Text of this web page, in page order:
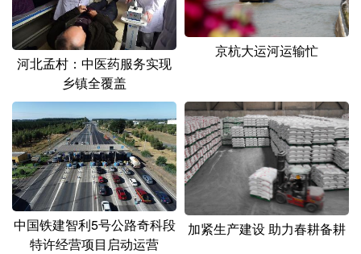
广东 广西 海南 重庆
四川 贵州 云南 西藏
陕西
新疆 内蒙古 黑龙江
多语种频道
English Español Français عربى
Русский язык 日本語
河北孟村：中医药服务实现
乡镇全覆盖
京杭大运河运输忙
中国铁建智利5号公路奇科段
特许经营项目启动运营
加紧生产建设 助力春耕备耕